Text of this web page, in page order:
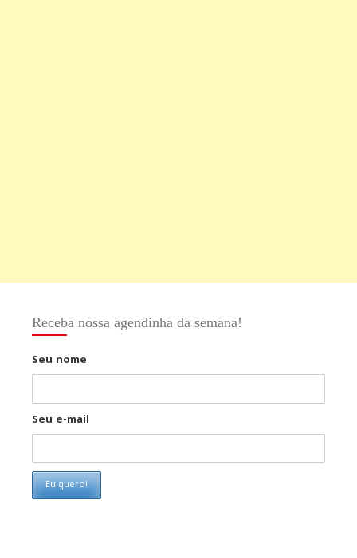
Receba nossa agendinha da semana!
Seu nome
Seu e-mail